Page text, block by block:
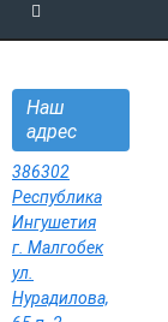
Наш
адрес
386302
Республика
Ингушетия
г. Малгобек
ул.
Нурадилова,